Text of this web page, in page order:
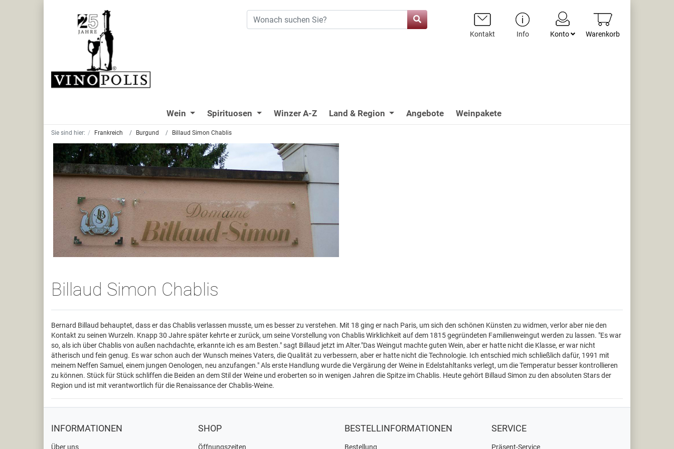
Warenkorb
Konto
Info
Kontakt
Wein Spirituosen Winzer A-Z Land & Region Angebote Weinpakete
Sie sind hier: Frankreich Burgund Billaud Simon Chablis
Billaud Simon Chablis
Bernard Billaud behauptet, dass er das Chablis verlassen musste, um es besser zu verstehen. Mit 18 ging er nach Paris, um sich den schönen Künsten zu widmen, verlor aber nie den
Kontakt zu seinen Wurzeln. Knapp 30 Jahre später kehrte er zurück, um seine Vorstellung von Chablis Wirklichkeit auf dem 1815 gegründeten Familienweingut werden zu lassen. "Es war
so, als ich über Chablis von außen nachdachte, erkannte ich es am Besten." sagt Billaud jetzt im Alter."Das Weingut machte guten Wein, aber er hatte nicht die Klasse, er war nicht
ätherisch und fein genug. Es war schon auch der Wunsch meines Vaters, die Qualität zu verbessern, aber er hatte nicht die Technologie. Ich entschied mich schließlich dafür, 1991 mit
meinem Neffen Samuel, einem jungen Oenologen, neu anzufangen." Als erste Handlung wurde die Vergärung der Weine in Edelstahltanks verlegt, um die Temperatur besser kontrollieren
zu können. Stück für Stück schliffen die Beiden an dem Stil der Weine und eroberten so in wenigen Jahren die Spitze im Chablis. Heute gehört Billaud Simon zu den absoluten Stars der
Region und ist mit verantwortlich für die Renaissance der Chablis-Weine.
INFORMATIONEN
Über uns
SHOP
Öffnungszeiten
BESTELLINFORMATIONEN
Bestellung
SERVICE
Präsent-Service